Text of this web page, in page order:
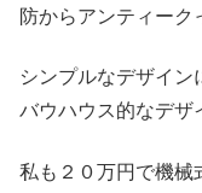
防からアンティーク
シンプルなデザイン
バウハウス的なデザ
私も２０万円で機械